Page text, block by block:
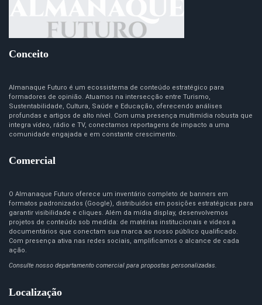
Conceito
Almanaque Futuro é um ecossistema de conteúdo estratégico para
formadores de opinião. Atuamos na intersecção entre Turismo,
Sustentabilidade, Cultura, Saúde e Educação, oferecendo análises
profundas e artigos de alto nível. Com uma presença multimídia robusta que
integra vídeo, rádio e TV, conectamos reportagens de impacto a uma
comunidade engajada e em constante crescimento.
Comercial
O Almanaque Futuro oferece um inventário completo de banners em
formatos padronizados (Google), distribuídos em posições estratégicas para
garantir visibilidade e cliques. Além da mídia display, desenvolvemos
projetos de conteúdo sob medida: de matérias institucionais e vídeos a
documentários que conectam sua marca ao nosso público qualificado.
Com presença ativa nas redes sociais, amplificamos o alcance de cada
ação.
Consulte nosso departamento comercial para propostas personalizadas.
Localização